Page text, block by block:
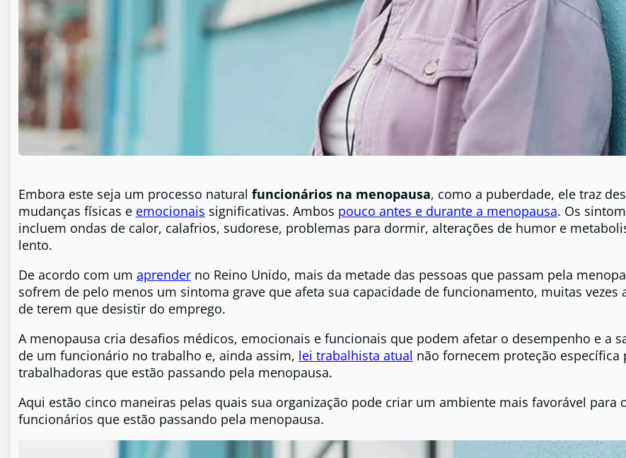
Embora este seja um processo natural funcionários na menopausa, como a puberdade, ele traz
mudanças físicas e emocionais significativas. Ambos pouco antes e durante a menopausa. Os
incluem ondas de calor, calafrios, sudorese, problemas para dormir, alterações de humor e
lento.
De acordo com um aprenderno Reino Unido, mais da metade das pessoas que passam pela
sofrem de pelo menos um sintoma grave que afeta sua capacidade de funcionamento, muitas vezes
de terem que desistir do emprego.
A menopausa cria desafios médicos, emocionais e funcionais que podem afetar o desempenho e a
de um funcionário no trabalho e, ainda assim, lei trabalhista atual não fornecem proteção específica
trabalhadoras que estão passando pela menopausa.
Aqui estão cinco maneiras pelas quais sua organização pode criar um ambiente mais favorável para
funcionários que estão passando pela menopausa.